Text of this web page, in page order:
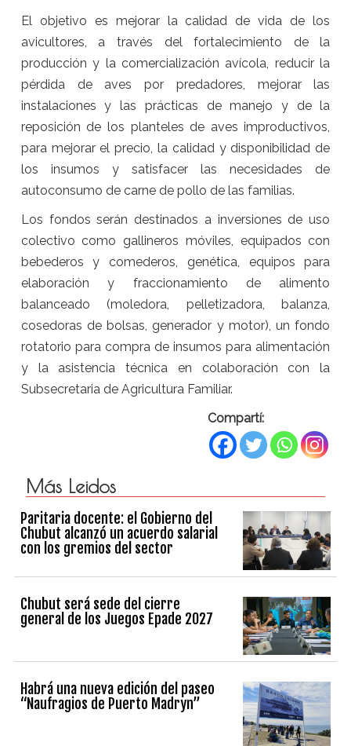
El objetivo es mejorar la calidad de vida de los
avicultores, a través del fortalecimiento de la
producción y la comercialización avícola, reducir la
pérdida de aves por predadores, mejorar las
instalaciones y las prácticas de manejo y de la
reposición de los planteles de aves improductivos,
para mejorar el precio, la calidad y disponibilidad de
los insumos y satisfacer las necesidades de
autoconsumo de carne de pollo de las familias.
Los fondos serán destinados a inversiones de uso
colectivo como gallineros móviles, equipados con
bebederos y comederos, genética, equipos para
elaboración y fraccionamiento de alimento
balanceado (moledora, pelletizadora, balanza,
cosedoras de bolsas, generador y motor), un fondo
rotatorio para compra de insumos para alimentación
y la asistencia técnica en colaboración con la
Subsecretaria de Agricultura Familiar.
Compartí:
Más Leidos
Paritaria docente: el Gobierno del
Chubut alcanzó un acuerdo salarial
con los gremios del sector
Chubut será sede del cierre
general de los Juegos Epade 2027
Habrá una nueva edición del paseo
“Naufragios de Puerto Madryn”